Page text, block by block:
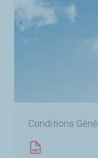
Conditions